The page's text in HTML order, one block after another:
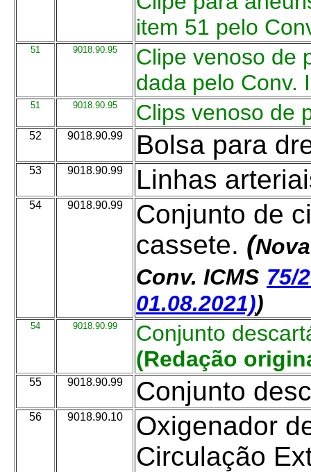
item 51 pelo
51 9018.90.95
Clipe venoso de
dada pelo Conv.
51 9018.90.95 Clips venoso de
52 9018.90.99 Bolsa para
53 9018.90.99 Linhas
54 9018.90.99
Conjunto de
cassete. (
Conv. ICMS 75/
01.08.2021))
54 9018.90.99
Conjunto
(Redação
55 9018.90.99 Conjunto
56 9018.90.10
Oxigenador
Circulação